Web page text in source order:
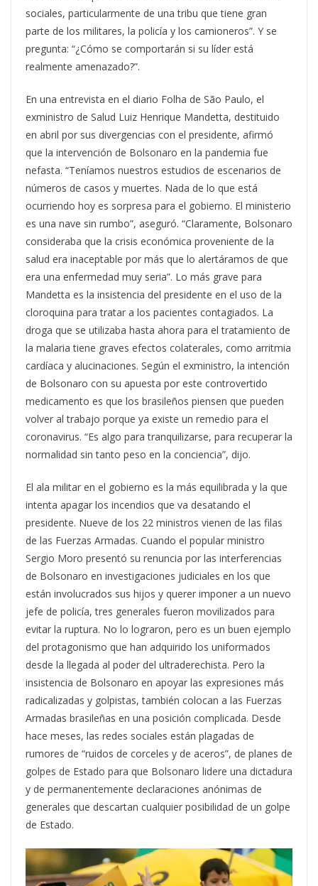
sociales, particularmente de una tribu que tiene gran
parte de los militares, la policía y los camioneros”. Y se
pregunta: “¿Cómo se comportarán si su líder está
realmente amenazado?”.
En una entrevista en el diario Folha de São Paulo, el
exministro de Salud Luiz Henrique Mandetta, destituido
en abril por sus divergencias con el presidente, afirmó
que la intervención de Bolsonaro en la pandemia fue
nefasta. “Teníamos nuestros estudios de escenarios de
números de casos y muertes. Nada de lo que está
ocurriendo hoy es sorpresa para el gobierno. El ministerio
es una nave sin rumbo”, aseguró. “Claramente, Bolsonaro
consideraba que la crisis económica proveniente de la
salud era inaceptable por más que lo alertáramos de que
era una enfermedad muy seria”. Lo más grave para
Mandetta es la insistencia del presidente en el uso de la
cloroquina para tratar a los pacientes contagiados. La
droga que se utilizaba hasta ahora para el tratamiento de
la malaria tiene graves efectos colaterales, como arritmia
cardíaca y alucinaciones. Según el exministro, la intención
de Bolsonaro con su apuesta por este controvertido
medicamento es que los brasileños piensen que pueden
volver al trabajo porque ya existe un remedio para el
coronavirus. “Es algo para tranquilizarse, para recuperar la
normalidad sin tanto peso en la conciencia”, dijo.
El ala militar en el gobierno es la más equilibrada y la que
intenta apagar los incendios que va desatando el
presidente. Nueve de los 22 ministros vienen de las filas
de las Fuerzas Armadas. Cuando el popular ministro
Sergio Moro presentó su renuncia por las interferencias
de Bolsonaro en investigaciones judiciales en los que
están involucrados sus hijos y querer imponer a un nuevo
jefe de policía, tres generales fueron movilizados para
evitar la ruptura. No lo lograron, pero es un buen ejemplo
del protagonismo que han adquirido los uniformados
desde la llegada al poder del ultraderechista. Pero la
insistencia de Bolsonaro en apoyar las expresiones más
radicalizadas y golpistas, también colocan a las Fuerzas
Armadas brasileñas en una posición complicada. Desde
hace meses, las redes sociales están plagadas de
rumores de “ruidos de corceles y de aceros”, de planes de
golpes de Estado para que Bolsonaro lidere una dictadura
y de permanentemente declaraciones anónimas de
generales que descartan cualquier posibilidad de un golpe
de Estado.